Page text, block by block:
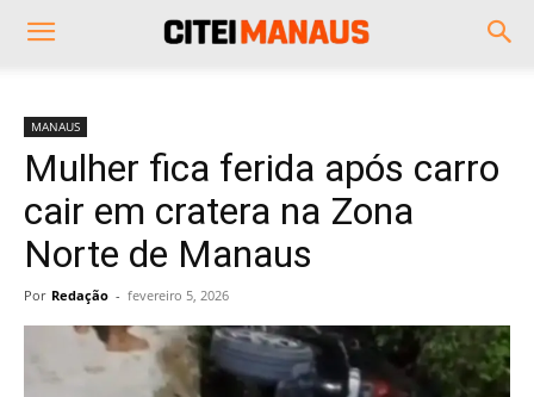
MANAUS
Mulher fica ferida após carro
cair em cratera na Zona
Norte de Manaus
Por Redação - fevereiro 5, 2026